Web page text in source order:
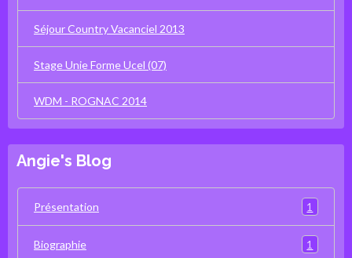
Séjour Country Vacanciel 2013
Stage Unie Forme Ucel (07)
WDM - ROGNAC 2014
Angie's Blog
Présentation 1
Biographie 1